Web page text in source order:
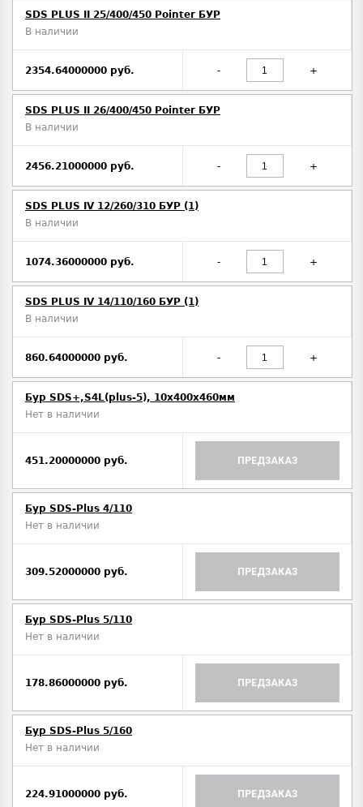
SDS PLUS II 25/400/450 Pointer БУР
В наличии
2354.64000000 руб. - +
SDS PLUS II 26/400/450 Pointer БУР
В наличии
2456.21000000 руб. - +
SDS PLUS IV 12/260/310 БУР (1)
В наличии
1074.36000000 руб. - +
SDS PLUS IV 14/110/160 БУР (1)
В наличии
860.64000000 руб. - +
Бур SDS+,S4L(plus-5), 10х400x460мм
Нет в наличии
451.20000000 руб. ПРЕДЗАКАЗ
Бур SDS-Plus 4/110
Нет в наличии
309.52000000 руб. ПРЕДЗАКАЗ
Бур SDS-Plus 5/110
Нет в наличии
178.86000000 руб. ПРЕДЗАКАЗ
Бур SDS-Plus 5/160
Нет в наличии
224.91000000 руб. ПРЕДЗАКАЗ